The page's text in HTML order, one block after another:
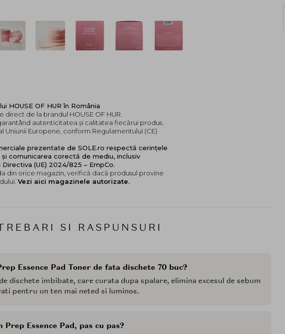
HOUSE OF HUR în România
direct de la brandul HOUSE OF HUR.
autenticitatea și calitatea fiecărui produs.
Uniunii Europene, conform Regulamentului (CE)
prezentate de SOLE.ro respectă cerințele
comunicarea corectă de mediu, inclusiv
(UE) 2024/825 – EmpCo.
din orice magazin, verifică dacă produsul provine
Vezi aici magazinele autorizate.
SI RASPUNSURI
Essence Pad Toner de fata dischete 70 buc?
dischete imbibate, care curata dupa spalare, elimina excesul de sebum
pentru un ten mai neted si luminos.
Essence Pad, pas cu pas?